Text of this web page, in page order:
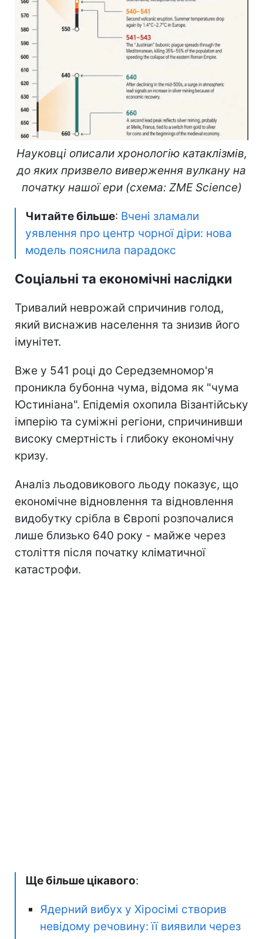
Науковці описали хронологію катаклізмів,
до яких призвело виверження вулкану на
початку нашої ери (схема: ZME Science)
Читайте більше: Вчені зламали
уявлення про центр чорної діри: нова
модель пояснила парадокс
Соціальні та економічні наслідки
Тривалий неврожай спричинив голод,
який виснажив населення та знизив його
імунітет.
Вже у 541 році до Середземномор'я
проникла бубонна чума, відома як "чума
Юстиніана". Епідемія охопила Візантійську
імперію та суміжні регіони, спричинивши
високу смертність і глибоку економічну
кризу.
Аналіз льодовикового льоду показує, що
економічне відновлення та відновлення
видобутку срібла в Європі розпочалися
лише близько 640 року - майже через
століття після початку кліматичної
катастрофи.
Ще більше цікавого:
Ядерний вибух у Хіросімі створив
невідому речовину: її виявили через